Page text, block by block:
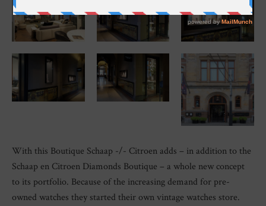
With this Boutique Schaap -/- Citroen adds – in addition to the
Schaap en Citroen Diamonds Boutique – a whole new concept
to its portfolio. Because of the increasing demand for pre-
owned watches they started their own vintage watches store.